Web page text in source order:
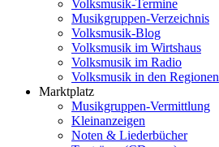
Volksmusik-Termine
Musikgruppen-Verzeichnis
Volksmusik-Blog
Volksmusik im Wirtshaus
Volksmusik im Radio
Volksmusik in den Regionen
Marktplatz
Musikgruppen-Vermittlung
Kleinanzeigen
Noten & Liederbücher